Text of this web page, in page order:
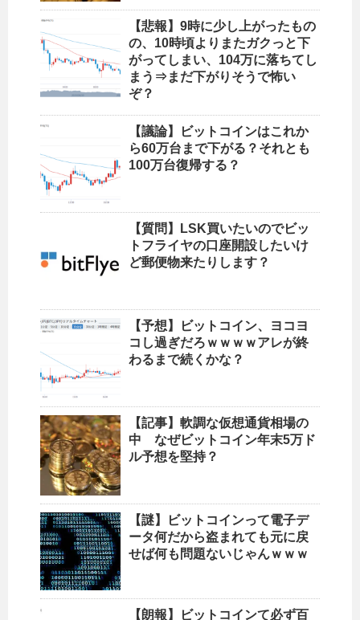
【悲報】9時に少し上がったもの
の、10時頃よりまたガクっと下
がってしまい、104万に落ちてし
まう⇒まだ下がりそうで怖い
ぞ？
【議論】ビットコインはこれか
ら60万台まで下がる？それとも
100万台復帰する？
【質問】LSK買いたいのでビッ
トフライヤの口座開設したいけ
ど郵便物来たりします？
【予想】ビットコイン、ヨコヨ
コし過ぎだろｗｗｗｗアレが終
わるまで続くかな？
【記事】軟調な仮想通貨相場の
中 なぜビットコイン年末5万ド
ル予想を堅持？
【謎】ビットコインって電子デ
ータ何だから盗まれても元に戻
せば何も問題ないじゃんｗｗｗ
【朗報】ビットコインて必ず百